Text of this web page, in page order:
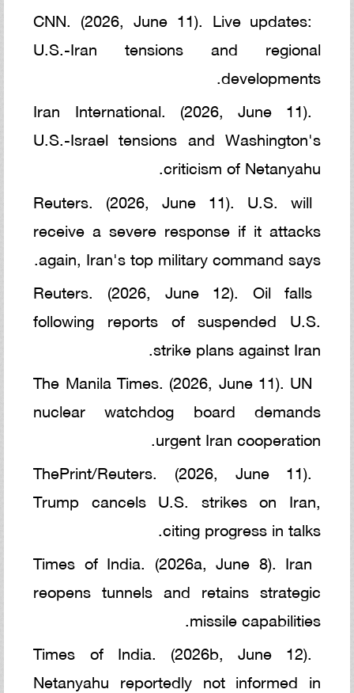
CNN. (2026, June 11). Live updates:
U.S.-Iran tensions and regional
developments.
Iran International. (2026, June 11).
U.S.-Israel tensions and Washington's
criticism of Netanyahu.
Reuters. (2026, June 11). U.S. will
receive a severe response if it attacks
again, Iran's top military command says.
Reuters. (2026, June 12). Oil falls
following reports of suspended U.S.
strike plans against Iran.
The Manila Times. (2026, June 11). UN
nuclear watchdog board demands
urgent Iran cooperation.
ThePrint/Reuters. (2026, June 11).
Trump cancels U.S. strikes on Iran,
citing progress in talks.
Times of India. (2026a, June 8). Iran
reopens tunnels and retains strategic
missile capabilities.
Times of India. (2026b, June 12).
Netanyahu reportedly not informed in